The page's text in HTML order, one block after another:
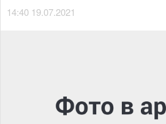
14:40 19.07.2021